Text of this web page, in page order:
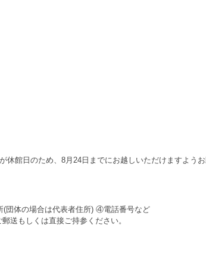
館日のため、8月24日までにお越しいただけますようお
体の場合は代表者住所) ④電話番号など
送もしくは直接ご持参ください。